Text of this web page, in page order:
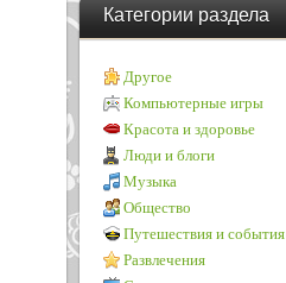
Категории раздела
Другое
Компьютерные игры
Красота и здоровье
Люди и блоги
Музыка
Общество
Путешествия и события
Развлечения